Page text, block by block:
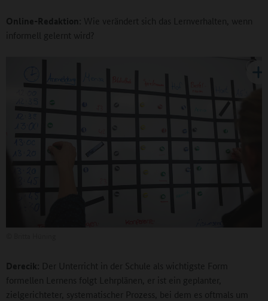
Online-Redaktion: Wie verändert sich das Lernverhalten, wenn
informell gelernt wird?
Derecik: Der Unterricht in der Schule als wichtigste Form
formellen Lernens folgt Lehrplänen, er ist ein geplanter,
zielgerichteter, systematischer Prozess, bei dem es oftmals um